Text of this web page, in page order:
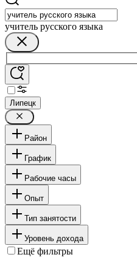
учитель русского языка
Липецк
Район
График
Рабочие часы
Опыт
Тип занятости
Уровень дохода
Ещё фильтры